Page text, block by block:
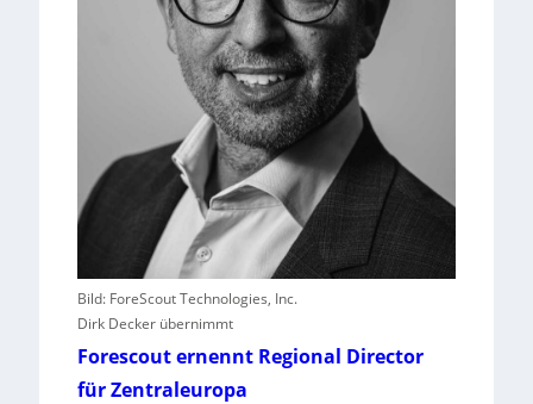
n
r
b
e
Bild: ForeScout Technologies, Inc.
Dirk Decker übernimmt
Forescout ernennt Regional Director
für Zentraleuropa